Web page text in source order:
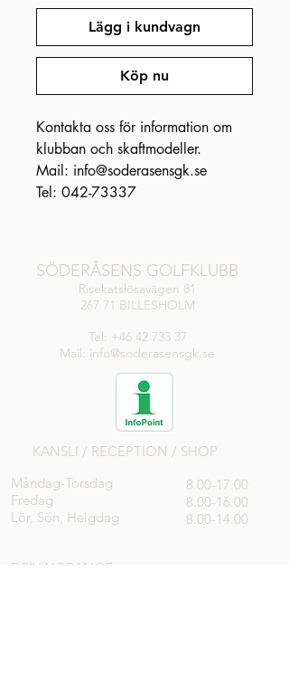
Lägg i kundvagn
Köp nu
Kontakta oss för information om
klubban och skaftmodeller.
Mail: info@soderasensgk.se
Tel: 042-73337
SÖDERÅSENS GOLFKLUBB
Risekatslösavägen 81
267 71 BILLESHOLM
Tel: +46 42 733 37
Mail: info@soderasensgk.se
KANSLI / RECEPTION / SHOP
Måndag-Torsdag
Fredag
Lör, Sön, Helgdag
DRIVINGRANGE
8.00-17.00
8.00-16.00
8.00-14.00